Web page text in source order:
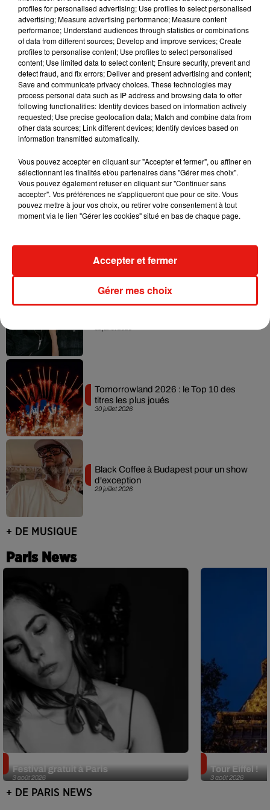
Musique
3 août 2026
Fred again.. et Latin Mafia dévoilent enfin
leur mixtape créée en...
31 juillet 2026
dévoilent « Happiness Is So Sad »
31 juillet 2026
Angèle officialise la sortie de "Run" avec
30 juillet 2026
Tomorrowland 2026 : le Top 10 des
titres les plus joués
29 juillet 2026
Black Coffee à Budapest pour un show
d'exception
+ DE MUSIQUE
Paris News
3 août 2026
Festival gratuit à Paris
3 août 2026
Tour Eiffel !
+ DE PARIS NEWS
profiles for personalised advertising; Use profiles to select personalised
advertising; Measure advertising performance; Measure content
performance; Understand audiences through statistics or combinations
of data from different sources; Develop and improve services; Create
profiles to personalise content; Use profiles to select personalised
content; Use limited data to select content; Ensure security, prevent and
detect fraud, and fix errors; Deliver and present advertising and content;
Save and communicate privacy choices. These technologies may
process personal data such as IP address and browsing data to offer
following functionalities: Identify devices based on information actively
requested; Use precise geolocation data; Match and combine data from
other data sources; Link different devices; Identify devices based on
information transmitted automatically.
Vous pouvez accepter en cliquant sur "Accepter et fermer", ou affiner en
sélectionnant les finalités et/ou partenaires dans "Gérer mes choix".
Vous pouvez également refuser en cliquant sur "Continuer sans
accepter". Vos préférences ne s'appliqueront que pour ce site. Vous
pouvez mettre à jour vos choix, ou retirer votre consentement à tout
moment via le lien "Gérer les cookies" situé en bas de chaque page.
Gérer mes choix
Accepter et fermer